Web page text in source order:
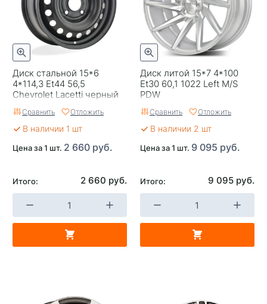
Тип диска
Стальные
Гарантия
1 год
Цвет
Серый
Категория
Легковые
Страна изготовителя
Китай
Диск стальной 15*6
4*114,3 Et44 56,5
Chevrolet Lacetti черный
Тольятти
Сравнить Отложить
В наличии 1 шт
Цена за 1 шт. 2 660 руб.
Итого: 2 660 руб.
Диск литой 15*7 4*100
Et30 60,1 1022 Left M/S
PDW
Сравнить Отложить
В наличии 2 шт
Цена за 1 шт. 9 095 руб.
Итого: 9 095 руб.